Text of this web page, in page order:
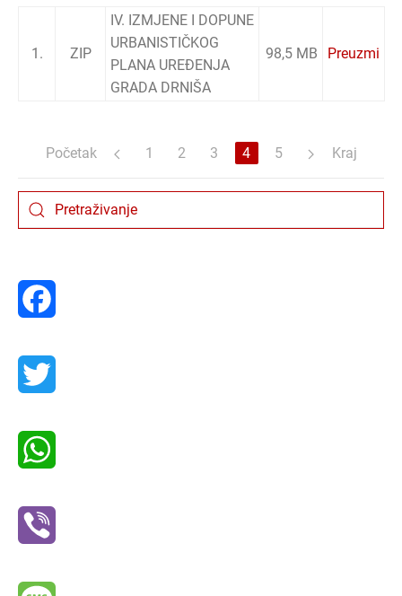
1. ZIP
IV. IZMJENE I DOPUNE
URBANISTIČKOG
PLANA UREĐENJA
GRADA DRNIŠA
98,5 MB Preuzmi
Početak 1 2 3 4 5 Kraj